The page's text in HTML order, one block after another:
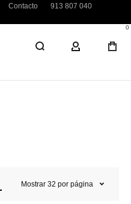
Contacto 913 807 040
MI CUENTA
0
Mostrar 32 por página